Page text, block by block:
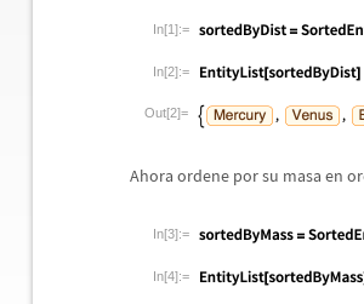
In[1]:=
In[2]:=
Out[2]=
Ahora ordene por su masa en
In[3]:=
In[4]:=